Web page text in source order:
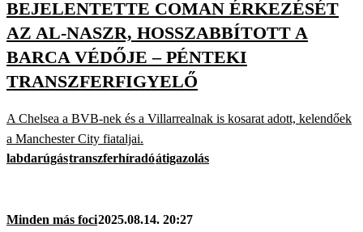
BEJELENTETTE COMAN ÉRKEZÉSÉT
AZ AL-NASZR, HOSSZABBÍTOTT A
BARCA VÉDŐJE – PÉNTEKI
TRANSZFERFIGYELŐ
A Chelsea a BVB-nek és a Villarrealnak is kosarat adott, kelendőek
a Manchester City fiataljai.
labdarúgástranszferhíradóátigazolás
Minden más foci2025.08.14. 20:27